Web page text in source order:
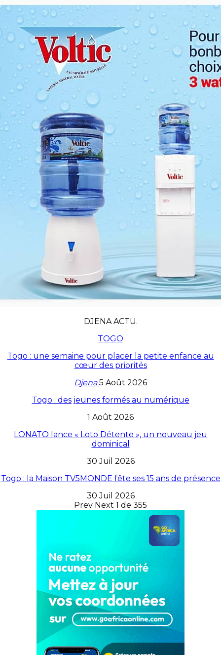
DJENA ACTU.
TOGO
Togo : une semaine pour placer la petite enfance au
cœur des priorités
Djena5 Août 2026
Togo : des jeunes formés au numérique
1 Août 2026
LONATO lance « Loto Détente », un nouveau jeu
dominical
30 Juil 2026
Togo : la Maison TV5MONDE fête ses 15 ans de présence
30 Juil 2026
Prev Next 1 de 355